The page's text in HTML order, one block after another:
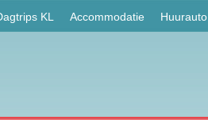
KL Accommodatie Huurauto